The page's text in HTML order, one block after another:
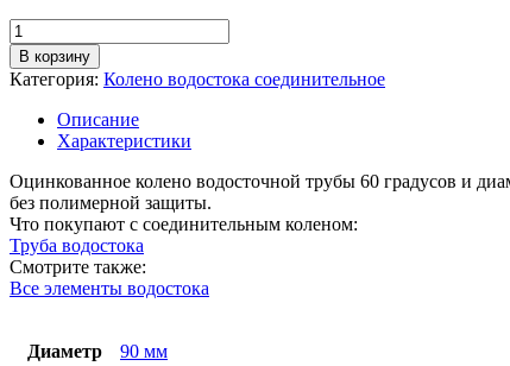
Количество
товара
Колено
соединительное
цинк
В корзину
Категория: Колено водостока соединительное
Описание
Характеристики
Оцинкованное колено водосточной трубы 60 градусов и
без полимерной защиты.
Что покупают с соединительным коленом:
Труба водостока
Смотрите также:
Все элементы водостока
Диаметр 90 мм